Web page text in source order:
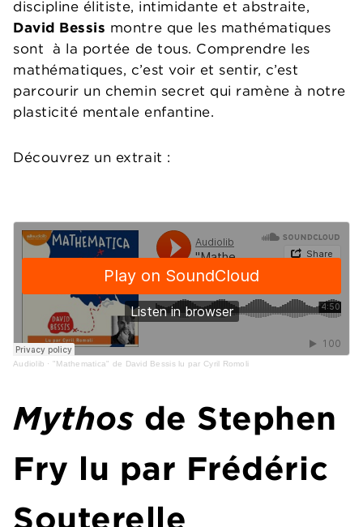
discipline élitiste, intimidante et abstraite,
David Bessis montre que les mathématiques
sont à la portée de tous. Comprendre les
mathématiques, c’est voir et sentir, c’est
parcourir un chemin secret qui ramène à notre
plasticité mentale enfantine.
Découvrez un extrait :
Audiolib · "Mathematica" de David Bessis lu par Cyril Romoli
Mythos de Stephen
Fry lu par Frédéric
Souterelle